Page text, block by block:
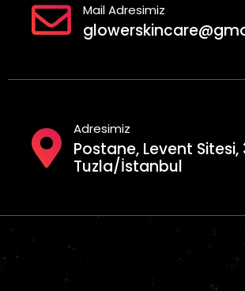
Mail Adresimiz
Adresimiz
Postane, Levent Sitesi,
Tuzla/İstanbul